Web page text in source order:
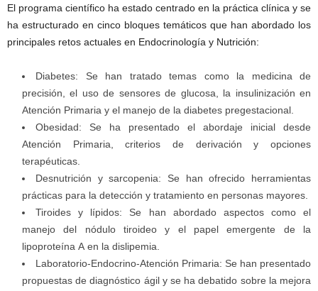
El programa científico ha estado centrado en la práctica clínica y se
ha estructurado en cinco bloques temáticos que han abordado los
principales retos actuales en Endocrinología y Nutrición:
Diabetes: Se han tratado temas como la medicina de
precisión, el uso de sensores de glucosa, la insulinización en
Atención Primaria y el manejo de la diabetes pregestacional.
Obesidad: Se ha presentado el abordaje inicial desde
Atención Primaria, criterios de derivación y opciones
terapéuticas.
Desnutrición y sarcopenia: Se han ofrecido herramientas
prácticas para la detección y tratamiento en personas mayores.
Tiroides y lípidos: Se han abordado aspectos como el
manejo del nódulo tiroideo y el papel emergente de la
lipoproteína A en la dislipemia.
Laboratorio-Endocrino-Atención Primaria: Se han presentado
propuestas de diagnóstico ágil y se ha debatido sobre la mejora